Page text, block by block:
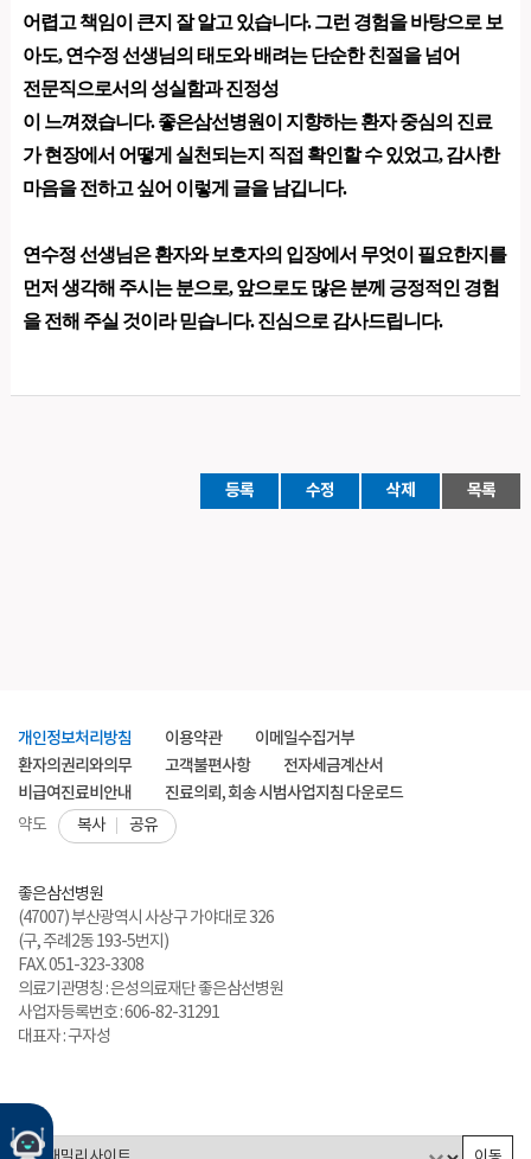
어렵고 책임이 큰지 잘 알고 있습니다. 그런 경험을 바탕으로 보
아도, 연수정 선생님의 태도와 배려는 단순한 친절을 넘어
전문직으로서의 성실함과 진정성
이 느껴졌습니다. 좋은삼선병원이 지향하는 환자 중심의 진료
가 현장에서 어떻게 실천되는지 직접 확인할 수 있었고, 감사한
마음을 전하고 싶어 이렇게 글을 남깁니다.
연수정 선생님은 환자와 보호자의 입장에서 무엇이 필요한지를
먼저 생각해 주시는 분으로, 앞으로도 많은 분께 긍정적인 경험
을 전해 주실 것이라 믿습니다. 진심으로 감사드립니다.​
등록 수정 삭제 목록
개인정보처리방침 이용약관
이메일수집거부
환자의권리와의무
고객불편사항
전자세금계산서
비급여진료비안내
진료의뢰, 회송 시범사업지침 다운로드
약도 복사 공유
좋은삼선병원
(47007) 부산광역시 사상구 가야대로 326
(구, 주례2동 193-5번지)
FAX. 051-323-3308
의료기관명칭 : 은성의료재단 좋은삼선병원
사업자등록번호 : 606-82-31291
대표자 : 구자성